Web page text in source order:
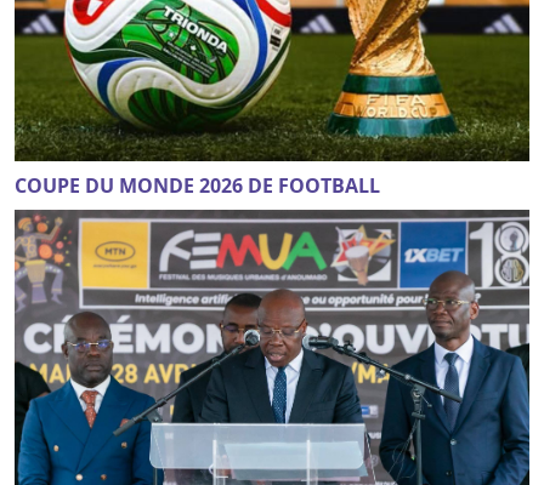
COUPE DU MONDE 2026 DE FOOTBALL